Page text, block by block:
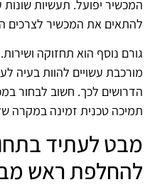
המכשיר יפועל. תעשיות שונות
להתאים את המכשיר לצרכים
גורם נוסף הוא תחזוקה
מורכבת עשויים להוות בעיה
הדרושים לכך. חשוב לבחור
תמיכה טכנית זמינה במקרה
מבט לעתיד
להחלפת ראש